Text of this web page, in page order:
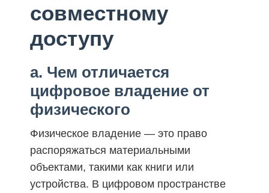
совместному
доступу
a. Чем отличается
цифровое владение от
физического
Физическое владение — это право
распоряжаться материальными
объектами, такими как книги или
устройства. В цифровом пространстве